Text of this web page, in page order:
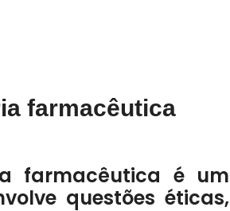
farmacêutica
farmacêutica é um
questões éticas,